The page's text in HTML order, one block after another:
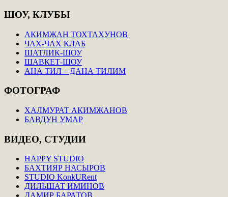
ШОУ, КЛУБЫ
АКИМЖАН ТОХТАХУНОВ
ЧАХ-ЧАХ КЛАБ
ШАТЛИК-ШОУ
ШАВКЕТ-ШОУ
АНА ТИЛ – ДАНА ТИЛИМ
ФОТОГРАФ
ХАЛМУРАТ АКИМЖАНОВ
БАВДУН УМАР
ВИДЕО, СТУДИИ
HAPPY STUDIO
БАХТИЯР НАСЫРОВ
STUDIO KonkURent
ДИЛЬШАТ ИМИНОВ